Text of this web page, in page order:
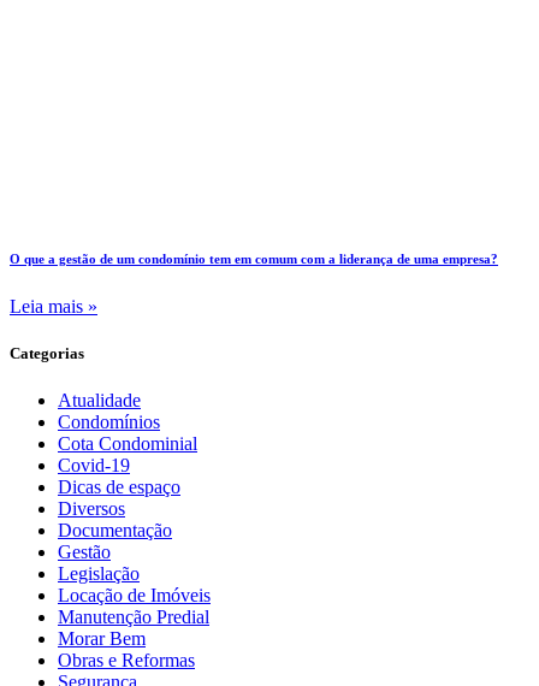
O que a gestão de um condomínio tem em comum com a liderança de uma empresa?
Leia mais »
Categorias
Atualidade
Condomínios
Cota Condominial
Covid-19
Dicas de espaço
Diversos
Documentação
Gestão
Legislação
Locação de Imóveis
Manutenção Predial
Morar Bem
Obras e Reformas
Segurança